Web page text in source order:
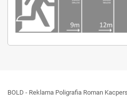
BOLD - Reklama Poligrafia Roman